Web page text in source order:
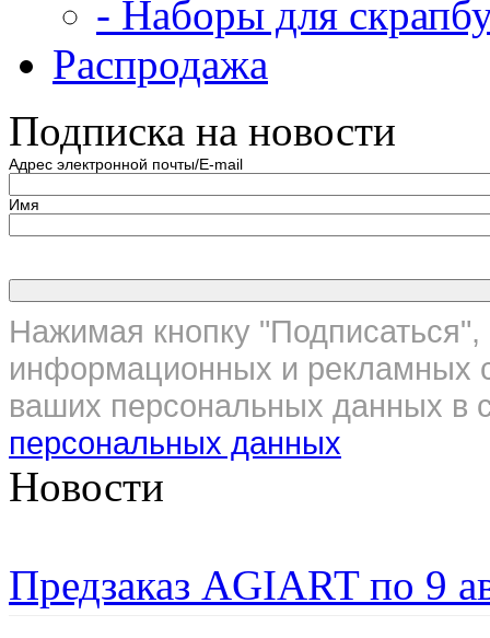
- Наборы для
Распродажа
Подписка на новости
Адрес электронной почты/E-mail
Имя
Нажимая кнопку
информационных и рекламных
ваших персональных данных в
персональных данных
Новости
Предзаказ AGIART по 9